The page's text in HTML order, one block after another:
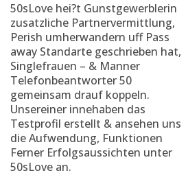
50sLove hei?t Gunstgewerblerin
zusatzliche Partnervermittlung,
Perish umherwandern uff Pass
away Standarte geschrieben hat,
Singlefrauen – & Manner
Telefonbeantworter 50
gemeinsam drauf koppeln.
Unsereiner innehaben das
Testprofil erstellt & ansehen uns
die Aufwendung, Funktionen
Ferner Erfolgsaussichten unter
50sLove an.